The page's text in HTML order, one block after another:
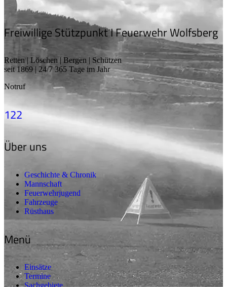
Freiwillige Stützpunkt I Feuerwehr Wolfsberg
Retten | Löschen | Bergen | Schützen
seit 1869 | 24/7 365 Tage im Jahr
Notruf
122
Über uns
Geschichte & Chronik
Mannschaft
Feuerwehrjugend
Fahrzeuge
Rüsthaus
Menü
Einsätze
Termine